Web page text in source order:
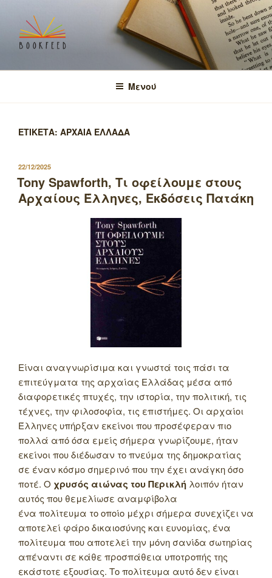
περιεχόμενο
BOOKFEED
μοιραζόμαστε την αγάπη για τα βιβλία και τη γνώση!
Μενού
ΕΤΙΚΕΤΑ: ΑΡΧΑΙΑ ΕΛΛΑΔΑ
ΔΗΜΟΣΙΕΥΤΗΚΕ
ΣΤΙΣ
22/12/2025
Tony Spawforth, Τι οφείλουμε στους
Αρχαίους Έλληνες, Εκδόσεις Πατάκη
Είναι αναγνωρίσιμα και γνωστά τοις πάσι τα
επιτεύγματα της αρχαίας Ελλάδας μέσα από
διαφορετικές πτυχές, την ιστορία, την πολιτική, τις
τέχνες, την φιλοσοφία, τις επιστήμες. Οι αρχαίοι
Έλληνες υπήρξαν εκείνοι που προσέφεραν πιο
πολλά από όσα εμείς σήμερα γνωρίζουμε, ήταν
εκείνοι που διέδωσαν το πνεύμα της δημοκρατίας
σε έναν κόσμο σημερινό που την έχει ανάγκη όσο
ποτέ. Ο χρυσός αιώνας του Περικλή λοιπόν ήταν
αυτός που θεμελίωσε αναμφίβολα
ένα πολίτευμα το οποίο μέχρι σήμερα συνεχίζει να
αποτελεί φάρο δικαιοσύνης και ευνομίας, ένα
πολίτευμα που αποτελεί την μόνη σανίδα σωτηρίας
απέναντι σε κάθε προσπάθεια υποτροπής της
εκάστοτε εξουσίας. Το πολίτευμα αυτό δεν είναι